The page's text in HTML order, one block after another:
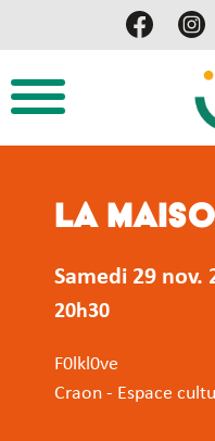
La
Samedi 29 nov.
20h30
F0lkl0ve
Craon - Espace